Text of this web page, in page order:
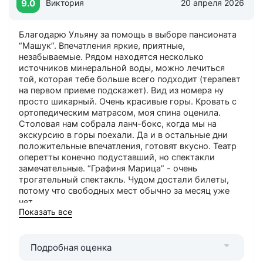
9.0 Виктория 20 апреля 2026
Благодарю Ульяну за помощь в выборе пансионата
“Машук”. Впечатления яркие, приятные,
незабываемые. Рядом находятся несколько
источников минеральной воды, можно лечиться
той, которая тебе больше всего подходит (терапевт
на первом приеме подскажет). Вид из номера ну
просто шикарный. Очень красивые горы. Кровать с
ортопедическим матрасом, моя спина оценила.
Столовая нам собрала ланч-бокс, когда мы на
экскурсию в горы поехали. Да и в остальные дни
положительные впечатления, готовят вкусно. Театр
оперетты конечно подуставший, но спектакли
замечательные. “Графиня Марица” - очень
трогательный спектакль. Чудом достали билеты,
потому что свободных мест обычно за месяц уже
нет.
О Курорт26.ру
помогаете и до пансионата доехать без проблем и
Показать все
Подробная оценка